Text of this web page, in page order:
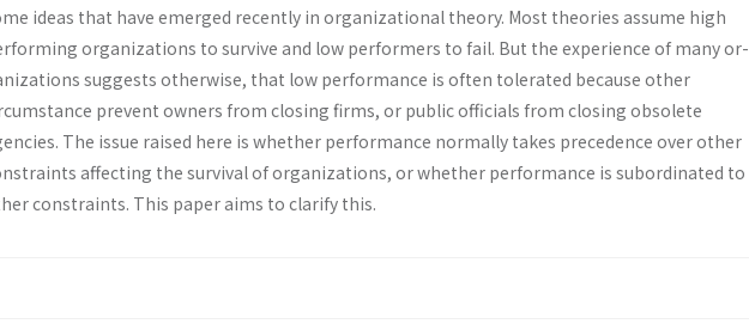
ideas that have emerged recently in orga­nizational theory. Most theories assume high
organizations to survive and low performers to fail. But the experience of many or­
suggests otherwise, that low performance is often tolerated because other
prevent owners from closing firms, or public officials from closing obsolete
The issue raised here is whether performance normally takes prece­dence over other
affecting the survival of organizations, or whether performance is subordinated to
constraints. This paper aims to clarify this.